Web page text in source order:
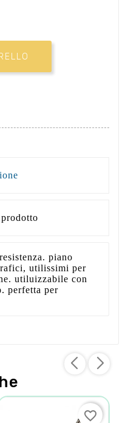
piano
utilissimi per
utiluizzabile con
perfetta per
favorite_border